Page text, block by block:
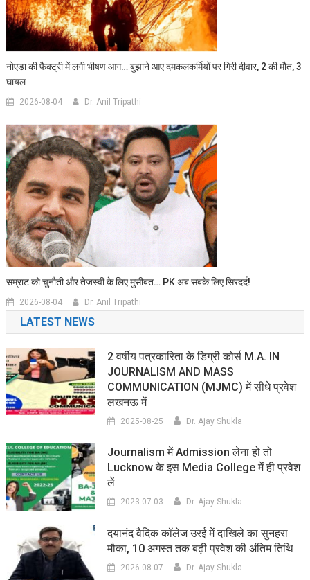
नोएडा की फैक्ट्री में लगी भीषण आग… बुझाने आए दमकलकर्मियों पर गिरी दीवार, 2 की मौत, 3
घायल
2026-08-04 Dr. Anil Tripathi
सम्राट को चुनौती और तेजस्वी के लिए मुसीबत… PK अब सबके लिए सिरदर्द!
2026-08-04 Dr. Anil Tripathi
LATEST NEWS
2 वर्षीय पत्रकारिता के डिग्री कोर्स M.A. IN
JOURNALISM AND MASS
COMMUNICATION (MJMC) में सीधे प्रवेश
लखनऊ में
2025-08-25 Dr. Ajay Shukla
Journalism में Admission लेना हो तो
Lucknow के इस Media College में ही प्रवेश
लें
2023-07-03 Dr. Ajay Shukla
दयानंद वैदिक कॉलेज उरई में दाखिले का सुनहरा
मौका, 10 अगस्त तक बढ़ी प्रवेश की अंतिम तिथि
2026-08-07 Dr. Ajay Shukla